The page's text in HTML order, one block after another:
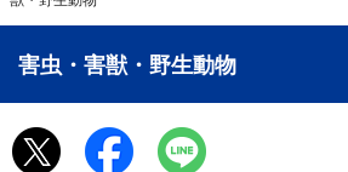
害虫・害獣・野生動物